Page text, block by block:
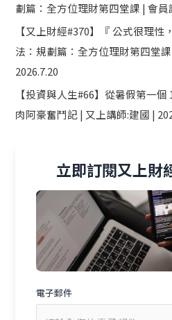
劃篇：全方位理財第四堂課 | 會員
【又上財經#370】『 公式很理
法：規劃篇：全方位理財第四堂
2026.7.20
【投資與人生#66】從暑假第一
肉阿豪奮鬥記 | 又上講師:建國 |
立即訂閱又上財
電子郵件